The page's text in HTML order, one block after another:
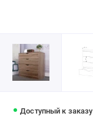
Доступный к заказу